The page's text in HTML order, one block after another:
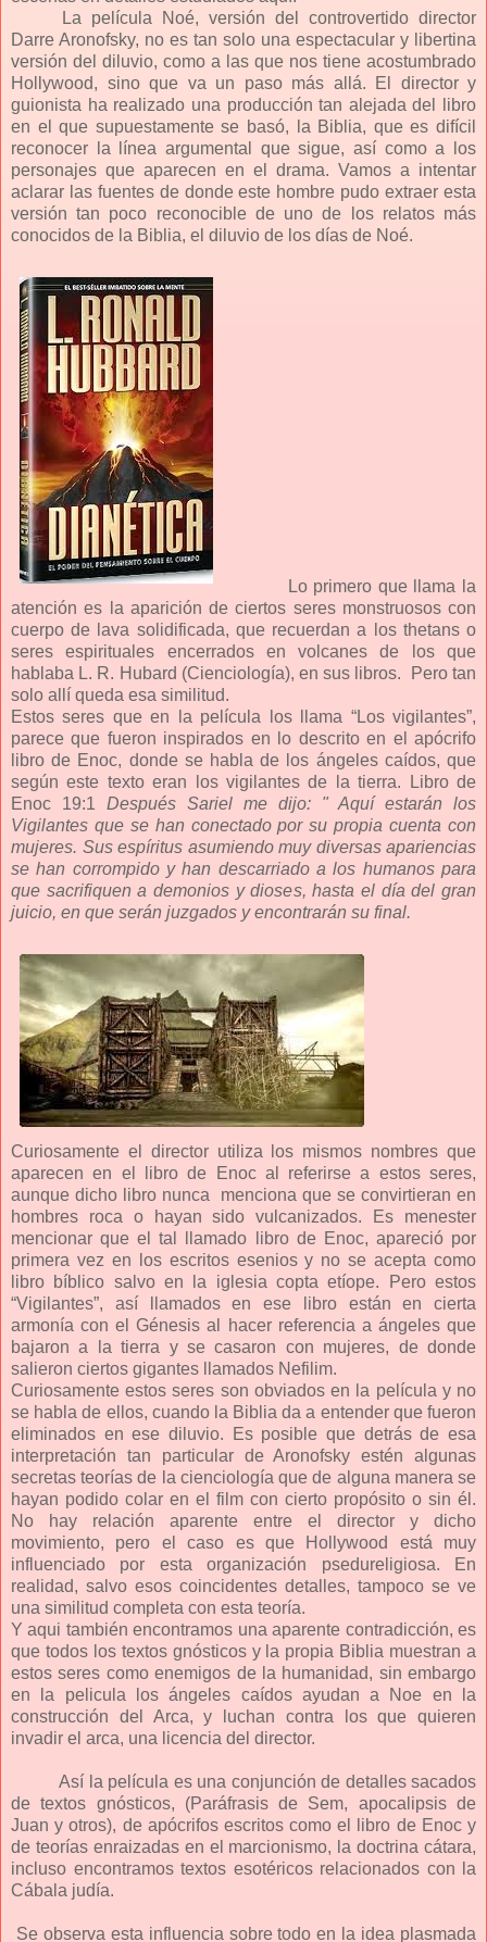
La película Noé, versión del controvertido director
Darre Aronofsky, no es tan solo una espectacular y libertina
versión del diluvio, como a las que nos tiene acostumbrado
Hollywood, sino que va un paso más allá. El director y
guionista ha realizado una producción tan alejada del libro
en el que supuestamente se basó, la Biblia, que es difícil
reconocer la línea argumental que sigue, así como a los
personajes que aparecen en el drama. Vamos a intentar
aclarar las fuentes de donde este hombre pudo extraer esta
versión tan poco reconocible de uno de los relatos más
conocidos de la Biblia, el diluvio de los días de Noé.
Lo primero que llama la
atención es la aparición de ciertos seres monstruosos con
cuerpo de lava solidificada, que recuerdan a los thetans o
seres espirituales encerrados en volcanes de los que
hablaba L. R. Hubard (Cienciología), en sus libros. Pero tan
solo allí queda esa similitud.
Estos seres que en la película los llama “Los vigilantes”,
parece que fueron inspirados en lo descrito en el apócrifo
libro de Enoc, donde se habla de los ángeles caídos, que
según este texto eran los vigilantes de la tierra. Libro de
Enoc 19:1 Después Sariel me dijo: " Aquí estarán los
Vigilantes que se han conectado por su propia cuenta con
mujeres. Sus espíritus asumiendo muy diversas apariencias
se han corrompido y han descarriado a los humanos para
que sacrifiquen a demonios y dioses, hasta el día del gran
juicio, en que serán juzgados y encontrarán su final.
Curiosamente el director utiliza los mismos nombres que
aparecen en el libro de Enoc al referirse a estos seres,
aunque dicho libro nunca menciona que se convirtieran en
hombres roca o hayan sido vulcanizados. Es menester
mencionar que el tal llamado libro de Enoc, apareció por
primera vez en los escritos esenios y no se acepta como
libro bíblico salvo en la iglesia copta etíope. Pero estos
“Vigilantes”, así llamados en ese libro están en cierta
armonía con el Génesis al hacer referencia a ángeles que
bajaron a la tierra y se casaron con mujeres, de donde
salieron ciertos gigantes llamados Nefilim.
Curiosamente estos seres son obviados en la película y no
se habla de ellos, cuando la Biblia da a entender que fueron
eliminados en ese diluvio. Es posible que detrás de esa
interpretación tan particular de Aronofsky estén algunas
secretas teorías de la cienciología que de alguna manera se
hayan podido colar en el film con cierto propósito o sin él.
No hay relación aparente entre el director y dicho
movimiento, pero el caso es que Hollywood está muy
influenciado por esta organización psedureligiosa. En
realidad, salvo esos coincidentes detalles, tampoco se ve
una similitud completa con esta teoría.
Y aqui también encontramos una aparente contradicción, es
que todos los textos gnósticos y la propia Biblia muestran a
estos seres como enemigos de la humanidad, sin embargo
en la pelicula los ángeles caídos ayudan a Noe en la
construcción del Arca, y luchan contra los que quieren
invadir el arca, una licencia del director.
Así la película es una conjunción de detalles sacados
de textos gnósticos, (Paráfrasis de Sem, apocalipsis de
Juan y otros), de apócrifos escritos como el libro de Enoc y
de teorías enraizadas en el marcionismo, la doctrina cátara,
incluso encontramos textos esotéricos relacionados con la
Cábala judía.
Se observa esta influencia sobre todo en la idea plasmada